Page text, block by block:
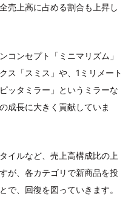
売上高に占める割合も上昇し
コンセプト「ミニマリズム」
ス「スミス」や、1ミリメート
ッタミラー」というミラーな
成長に大きく貢献していま
イルなど、売上高構成比の上
が、各カテゴリで新商品を投
で、回復を図っていきます。